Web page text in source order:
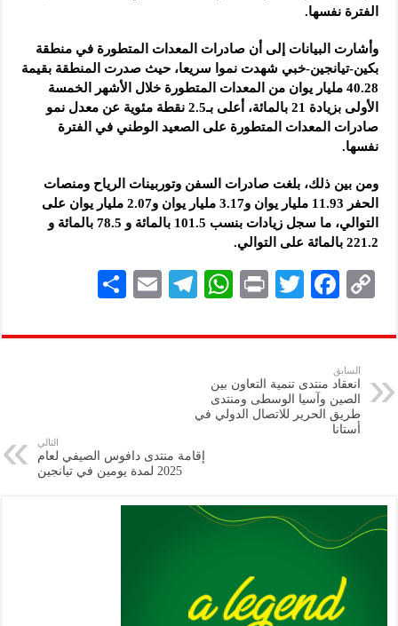
الفترة نفسها.
وأشارت البيانات إلى أن صادرات المعدات المتطورة في منطقة
بكين-تيانجين-خبي شهدت نموا سريعا، حيث صدرت المنطقة بقيمة
40.28 مليار يوان من المعدات المتطورة خلال الأشهر الخمسة
الأولى بزيادة 21 بالمائة، أعلى بـ2.5 نقطة مئوية عن معدل نمو
صادرات المعدات المتطورة على الصعيد الوطني في الفترة
نفسها.
ومن بين ذلك، بلغت صادرات السفن وتوربينات الرياح ومنصات
الحفر 11.93 مليار يوان و3.17 مليار يوان و2.07 مليار يوان على
التوالي، ما سجل زيادات بنسب 101.5 بالمائة و 78.5 بالمائة و
221.2 بالمائة على التوالي.
C
p
y
Li
n
F
eb
k
T
tt
P
nt
W
at
p
p
Te
gr
E
ai
ar
السابق
انعقاد منتدى تنمية التعاون بين
الصين وآسيا الوسطى ومنتدى
طريق الحرير للاتصال الدولي في
أستانا
التالي
إقامة منتدى دافوس الصيفي لعام
2025 لمدة يومين في تيانجين